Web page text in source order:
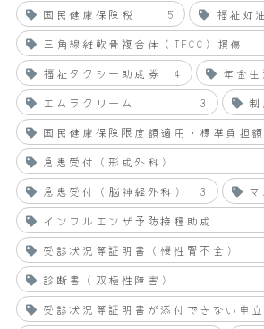
国民健康保険税 5 福祉灯
三角線維軟骨複合体（TFCC）損傷
福祉タクシー助成券
4 年金
エムラクリーム
3 制
国民健康保険限度額適用・標準負担
急患受付（形成外科）
急患受付（脳神経外科）
3
インフルエンザ予防接種助成
受診状況等証明書（慢性腎不全）
診断書（双極性障害）
受診状況等証明書が添付できない申